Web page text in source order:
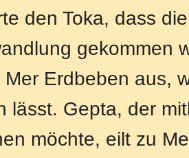
den Toka, dass
gekommen
Mer Erdbeben aus,
lässt. Gepta, der
möchte, eilt zu